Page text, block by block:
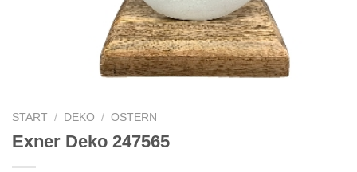
START / DEKO / OSTERN
Exner Deko 247565